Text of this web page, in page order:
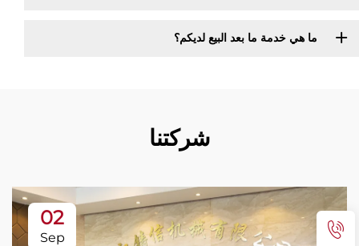
ما هي خدمة ما بعد البيع لديكم؟
شركتنا
02
Sep